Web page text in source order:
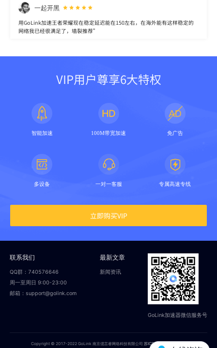
一起开黑
用GoLink加速王者荣耀现在稳定延迟能在150左右，在海外能有这样稳定的
网络我已经很满足了，墙裂推荐”
VIP用户尊享6大特权
智能加速 100M带宽加速 免广告
多设备 一对一客服 专属高速专线
立即购买VIP
联系我们
QQ群：740576646
周一至周日 9:00-23:00
邮箱：support@golink.com
最新文章
新闻资讯
GoLink加速器微信服务号
Copyright © 2017-2022 GoLink 南京偲言睿网络科技有限公司苏ICP备18014251号-2